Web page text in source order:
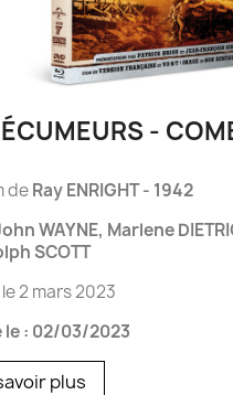
-
deRay ENRIGHT - 1942
WAYNE, Marlene
SCOTT
2 mars 2023
: 02/03/2023
plus